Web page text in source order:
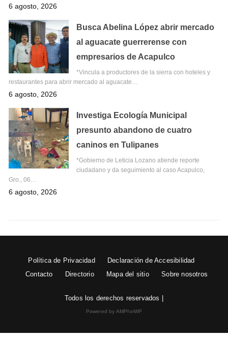
6 agosto, 2026
Busca Abelina López abrir mercado
al aguacate guerrerense con
empresarios de Acapulco
*Vincula a productores de la sierra con hoteles y
restaurantes para abrir mercado al aguacate…
6 agosto, 2026
Investiga Ecología Municipal
presunto abandono de cuatro
caninos en Tulipanes
*Gobierno de Leticia Lozano atiende reporte
ciudadano y da seguimiento al caso Acapulco,
Gro., 06…
6 agosto, 2026
Política de Privacidad
Declaración de Accesibilidad
Contacto
Directorio Mapa del sitio Sobre nosotros
Todos los derechos reservados |
Powered by AMPforWP